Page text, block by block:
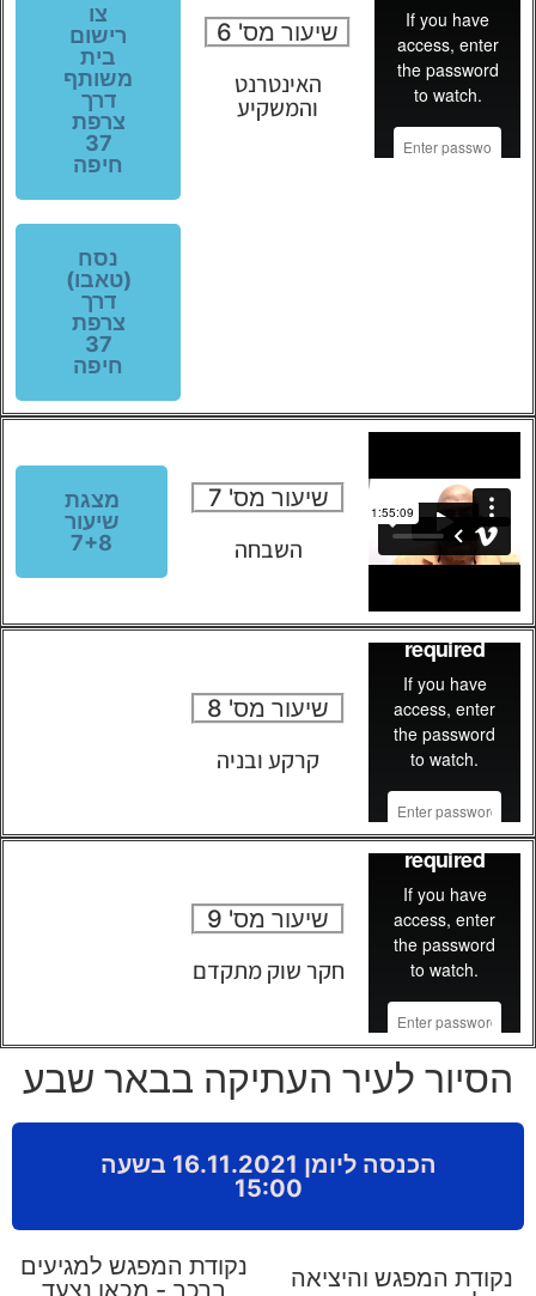
שיעור מס' 6
האינטרנט
והמשקיע
צו
רישום
בית
משותף
דרך
צרפת
37
חיפה
נסח
(טאבו)
דרך
צרפת
37
חיפה
שיעור מס' 7
השבחה
מצגת
שיעור
7+8
שיעור מס' 8
קרקע ובניה
שיעור מס' 9
חקר שוק מתקדם
הסיור לעיר העתיקה בבאר שבע
הכנסה ליומן 16.11.2021 בשעה
15:00
נקודת המפגש והיציאה
נקודת המפגש למגיעים
ברכב - מכאן נצעד